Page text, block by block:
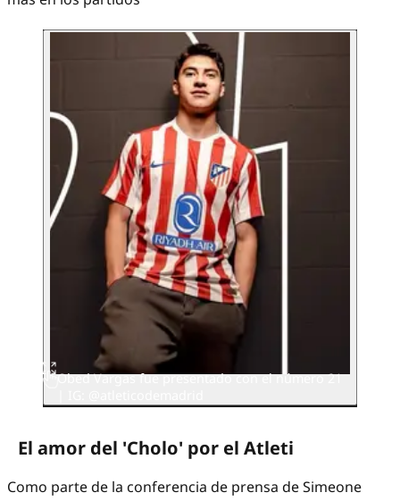
Obed Vargas fue presentado con el número 21
El amor del 'Cholo' por el Atleti
Como parte de la conferencia de prensa de Simeone